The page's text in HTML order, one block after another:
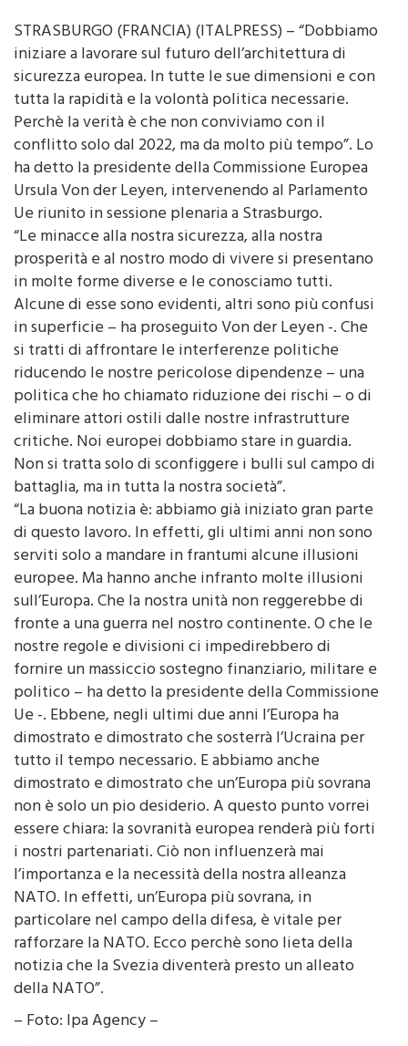
STRASBURGO (FRANCIA) (ITALPRESS) – “Dobbiamo
iniziare a lavorare sul futuro dell’architettura di
sicurezza europea. In tutte le sue dimensioni e con
tutta la rapidità e la volontà politica necessarie.
Perchè la verità è che non conviviamo con il
conflitto solo dal 2022, ma da molto più tempo”. Lo
ha detto la presidente della Commissione Europea
Ursula Von der Leyen, intervenendo al Parlamento
Ue riunito in sessione plenaria a Strasburgo.
“Le minacce alla nostra sicurezza, alla nostra
prosperità e al nostro modo di vivere si presentano
in molte forme diverse e le conosciamo tutti.
Alcune di esse sono evidenti, altri sono più confusi
in superficie – ha proseguito Von der Leyen -. Che
si tratti di affrontare le interferenze politiche
riducendo le nostre pericolose dipendenze – una
politica che ho chiamato riduzione dei rischi – o di
eliminare attori ostili dalle nostre infrastrutture
critiche. Noi europei dobbiamo stare in guardia.
Non si tratta solo di sconfiggere i bulli sul campo di
battaglia, ma in tutta la nostra società”.
“La buona notizia è: abbiamo già iniziato gran parte
di questo lavoro. In effetti, gli ultimi anni non sono
serviti solo a mandare in frantumi alcune illusioni
europee. Ma hanno anche infranto molte illusioni
sull’Europa. Che la nostra unità non reggerebbe di
fronte a una guerra nel nostro continente. O che le
nostre regole e divisioni ci impedirebbero di
fornire un massiccio sostegno finanziario, militare e
politico – ha detto la presidente della Commissione
Ue -. Ebbene, negli ultimi due anni l’Europa ha
dimostrato e dimostrato che sosterrà l’Ucraina per
tutto il tempo necessario. E abbiamo anche
dimostrato e dimostrato che un’Europa più sovrana
non è solo un pio desiderio. A questo punto vorrei
essere chiara: la sovranità europea renderà più forti
i nostri partenariati. Ciò non influenzerà mai
l’importanza e la necessità della nostra alleanza
NATO. In effetti, un’Europa più sovrana, in
particolare nel campo della difesa, è vitale per
rafforzare la NATO. Ecco perchè sono lieta della
notizia che la Svezia diventerà presto un alleato
della NATO”.
– Foto: Ipa Agency –
(ITALPRESS).